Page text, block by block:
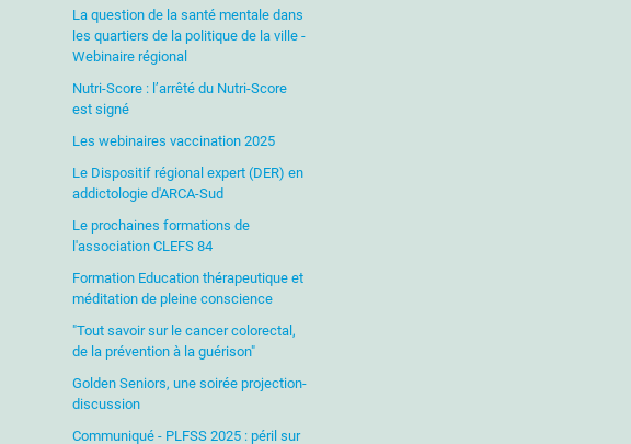
La question de la santé mentale dans
les quartiers de la politique de la ville -
Webinaire régional
Nutri-Score : l’arrêté du Nutri-Score
est signé
Les webinaires vaccination 2025
Le Dispositif régional expert (DER) en
addictologie d'ARCA-Sud
Le prochaines formations de
l'association CLEFS 84
Formation Education thérapeutique et
méditation de pleine conscience
"Tout savoir sur le cancer colorectal,
de la prévention à la guérison"
Golden Seniors, une soirée projection-
discussion
Communiqué - PLFSS 2025 : péril sur